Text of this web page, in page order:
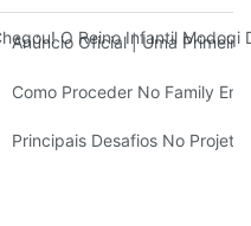
O Reino Infantil
Anúncio Oficial | Uma
Em Um Centro
Como Proceder No Family
No Design De
Principais Desafios No